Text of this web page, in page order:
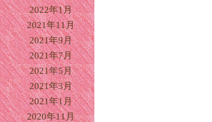
2022年1月
2021年11月
2021年9月
2021年7月
2021年5月
2021年3月
2021年1月
2020年11月